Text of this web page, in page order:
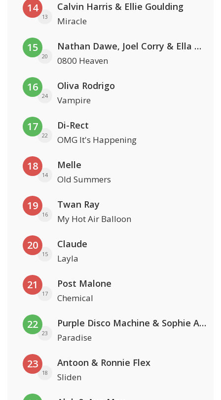
14
13
Calvin Harris & Ellie Goulding
Miracle
15
20
Nathan Dawe, Joel Corry & Ella Henderson
0800 Heaven
16
24
Oliva Rodrigo
Vampire
17
22
Di-Rect
OMG It's Happening
18
14
Melle
Old Summers
19
16
Twan Ray
My Hot Air Balloon
20
15
Claude
Layla
21
17
Post Malone
Chemical
22
23
Purple Disco Machine & Sophie And The Giants
Paradise
23
18
Antoon & Ronnie Flex
Sliden